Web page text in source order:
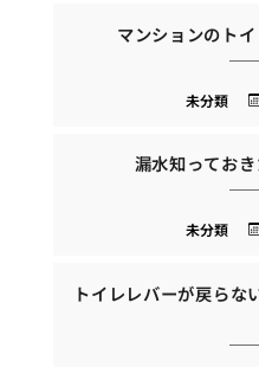
マンションのト
未分類
漏水知ってお
未分類
トイレレバーが戻らな